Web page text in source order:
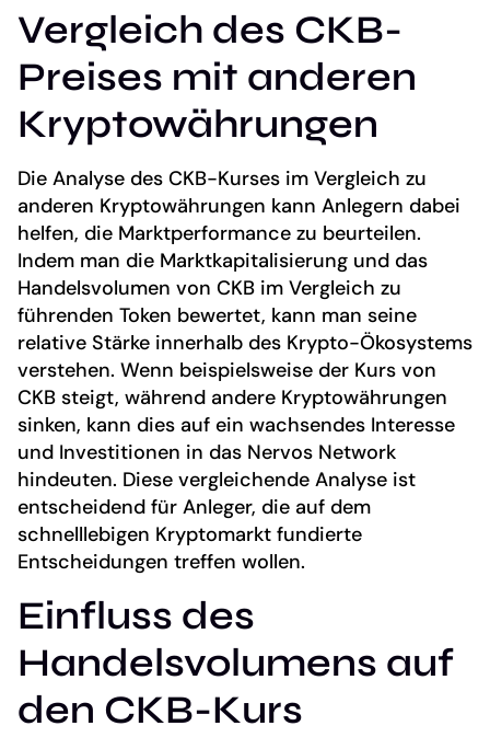
Vergleich des CKB-
Preises mit anderen
Kryptowährungen
Die Analyse des CKB-Kurses im Vergleich zu
anderen Kryptowährungen kann Anlegern dabei
helfen, die Marktperformance zu beurteilen.
Indem man die Marktkapitalisierung und das
Handelsvolumen von CKB im Vergleich zu
führenden Token bewertet, kann man seine
relative Stärke innerhalb des Krypto-Ökosystems
verstehen. Wenn beispielsweise der Kurs von
CKB steigt, während andere Kryptowährungen
sinken, kann dies auf ein wachsendes Interesse
und Investitionen in das Nervos Network
hindeuten. Diese vergleichende Analyse ist
entscheidend für Anleger, die auf dem
schnelllebigen Kryptomarkt fundierte
Entscheidungen treffen wollen.
Einfluss des
Handelsvolumens auf
den CKB-Kurs